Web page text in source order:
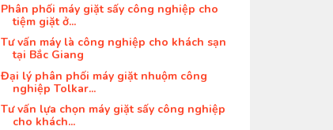
Phân phối máy giặt sấy công nghiệp cho
tiệm giặt ở...
Tư vấn máy là công nghiệp cho khách sạn
tại Bắc Giang
Đại lý phân phối máy giặt nhuộm công
nghiệp Tolkar...
Tư vấn lựa chọn máy giặt sấy công nghiệp
cho khách...